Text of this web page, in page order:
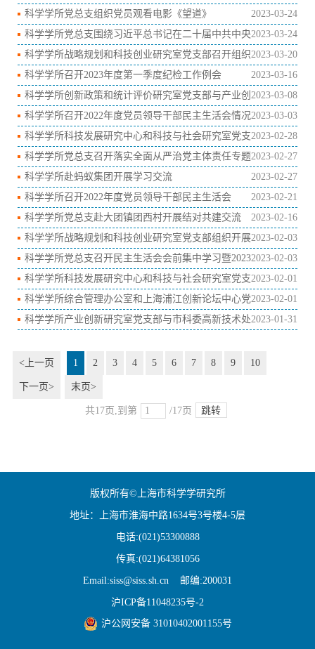
员
2023-03-24
科学学所党总支组织党员观看电影《望道》
2023-03-24
科学学所党总支围绕习近平总书记在二十届中共中央
政治局第三次集体学习时的重要讲话精神召开中心组学习扩大
会议
2023-03-20
科学学所战略规划和科技创业研究室党支部召开组织
生活会暨民主评议党员
2023-03-16
科学学所召开2023年度第一季度纪检工作例会
2023-03-08
科学学所创新政策和统计评价研究室党支部与产业创
新研究室党支部联合开展“把论文写在祖国大地上”主题党日活
动
2023-03-03
科学学所召开2022年度党员领导干部民主生活会情况
通报会
2023-02-28
科学学所科技发展研究中心和科技与社会研究室党支
部与产业创新研究室党支部开展“切实加强基础研究”主题党日
联组学习
2023-02-27
科学学所党总支召开落实全面从严治党主体责任专题
研讨会
2023-02-27
科学学所赴蚂蚁集团开展学习交流
2023-02-21
科学学所召开2022年度党员领导干部民主生活会
2023-02-16
科学学所党总支赴大团镇团西村开展结对共建交流
2023-02-03
科学学所战略规划和科技创业研究室党支部组织开展
观看爱国主义影片《满江红》主题党日活动
2023-02-03
科学学所党总支召开民主生活会会前集中学习暨2023
年第2次中心组学习会议
2023-02-01
科学学所科技发展研究中心和科技与社会研究室党支
部开展主题党日活动——《流浪地球2》观影活动
2023-02-01
科学学所综合管理办公室和上海浦江创新论坛中心党
支部开展“2023我的电影党课”主题党日活动
2023-01-31
科学学所产业创新研究室党支部与市科委高新技术处
<上一页 1 2 3 4 5 6 7 8 9 10
下一页> 末页>
共17页,到第 /17页 跳转
版权所有©上海市科学学研究所
地址：上海市淮海中路1634号3号楼4-5层
电话:(021)53300888
传真:(021)64381056
Email:siss@siss.sh.cn 邮编:200031
沪ICP备11048235号-2
沪公网安备 31010402001155号